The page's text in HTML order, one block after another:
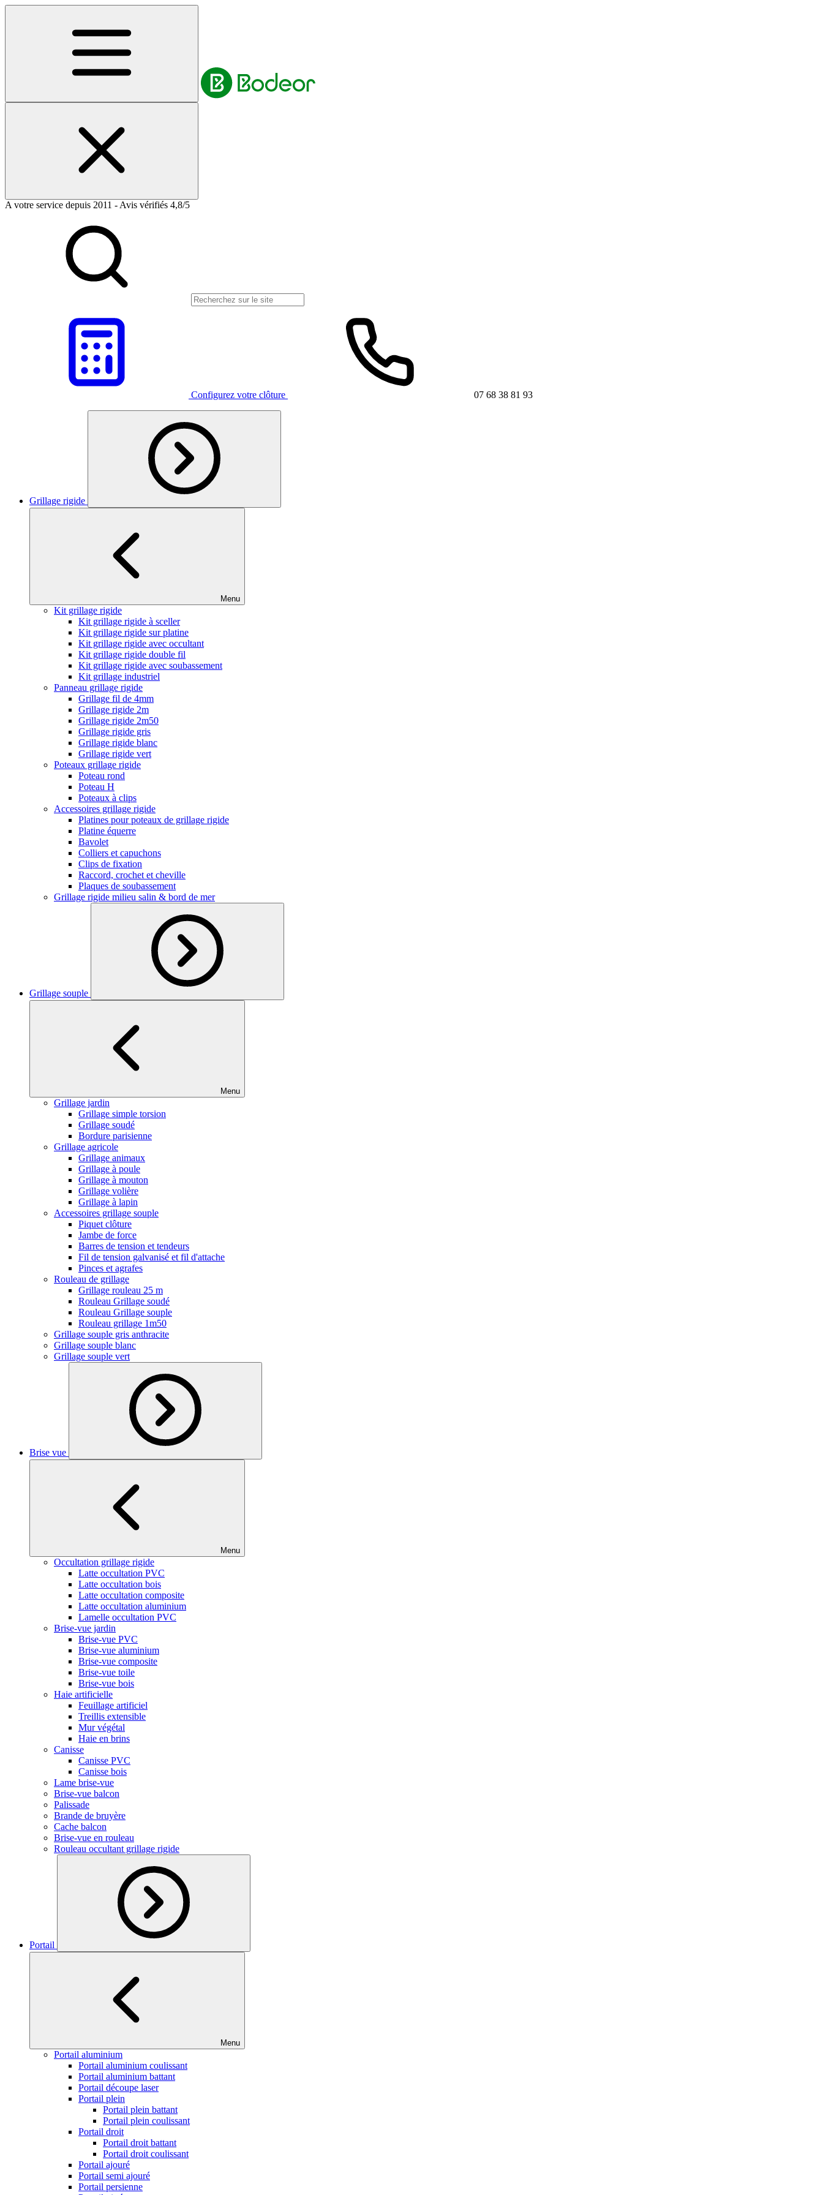
A votre service depuis 2011 - Avis vérifiés 4,8/5
Configurez votre clôture 07 68 38 81 93
Grillage rigide
Menu
Kit grillage rigide
Kit grillage rigide à sceller
Kit grillage rigide sur platine
Kit grillage rigide avec occultant
Kit grillage rigide double fil
Kit grillage rigide avec soubassement
Kit grillage industriel
Panneau grillage rigide
Grillage fil de 4mm
Grillage rigide 2m
Grillage rigide 2m50
Grillage rigide gris
Grillage rigide blanc
Grillage rigide vert
Poteaux grillage rigide
Poteau rond
Poteau H
Poteaux à clips
Accessoires grillage rigide
Platines pour poteaux de grillage rigide
Platine équerre
Bavolet
Colliers et capuchons
Clips de fixation
Raccord, crochet et cheville
Plaques de soubassement
Grillage rigide milieu salin & bord de mer
Grillage souple
Menu
Grillage jardin
Grillage simple torsion
Grillage soudé
Bordure parisienne
Grillage agricole
Grillage animaux
Grillage à poule
Grillage à mouton
Grillage volière
Grillage à lapin
Accessoires grillage souple
Piquet clôture
Jambe de force
Barres de tension et tendeurs
Fil de tension galvanisé et fil d'attache
Pinces et agrafes
Rouleau de grillage
Grillage rouleau 25 m
Rouleau Grillage soudé
Rouleau Grillage souple
Rouleau grillage 1m50
Grillage souple gris anthracite
Grillage souple blanc
Grillage souple vert
Brise vue
Menu
Occultation grillage rigide
Latte occultation PVC
Latte occultation bois
Latte occultation composite
Latte occultation aluminium
Lamelle occultation PVC
Brise-vue jardin
Brise-vue PVC
Brise-vue aluminium
Brise-vue composite
Brise-vue toile
Brise-vue bois
Haie artificielle
Feuillage artificiel
Treillis extensible
Mur végétal
Haie en brins
Canisse
Canisse PVC
Canisse bois
Lame brise-vue
Brise-vue balcon
Palissade
Brande de bruyère
Cache balcon
Brise-vue en rouleau
Rouleau occultant grillage rigide
Portail
Menu
Portail aluminium
Portail aluminium coulissant
Portail aluminium battant
Portail découpe laser
Portail plein
Portail plein battant
Portail plein coulissant
Portail droit
Portail droit battant
Portail droit coulissant
Portail ajouré
Portail semi ajouré
Portail persienne